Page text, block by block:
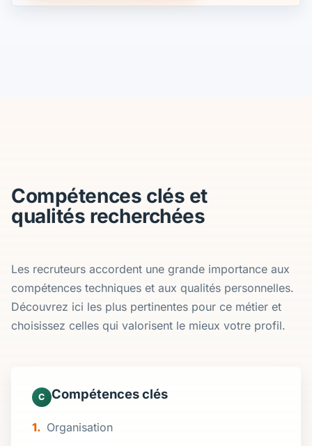
Compétences clés et
qualités recherchées
Les recruteurs accordent une grande importance aux
compétences techniques et aux qualités personnelles.
Découvrez ici les plus pertinentes pour ce métier et
choisissez celles qui valorisent le mieux votre profil.
C Compétences clés
Organisation